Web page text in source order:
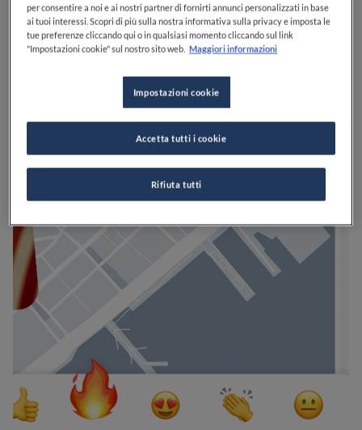
per consentire a noi e ai nostri partner di fornirti annunci personalizzati in base
ai tuoi interessi. Scopri di più sulla nostra informativa sulla privacy e imposta le
tue preferenze cliccando qui o in qualsiasi momento cliccando sul link
"Impostazioni cookie" sul nostro sito web. Maggiori informazioni
Impostazioni cookie
Rifiuta tutti
Accetta tutti i cookie